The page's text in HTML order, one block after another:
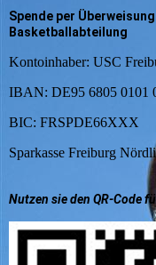
Spende per
Basketballabteilung
Kontoinhaber: USC
IBAN: DE95 6805 0101
BIC: FRSPDE66XXX
Sparkasse Freiburg
Nutzen sie den QR-Code